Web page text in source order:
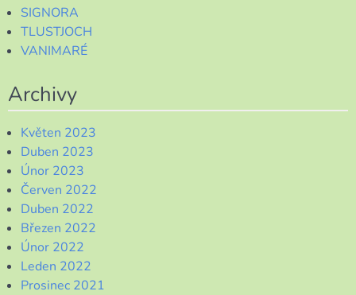
SIGNORA
TLUSTJOCH
VANIMARÉ
Archivy
Květen 2023
Duben 2023
Únor 2023
Červen 2022
Duben 2022
Březen 2022
Únor 2022
Leden 2022
Prosinec 2021